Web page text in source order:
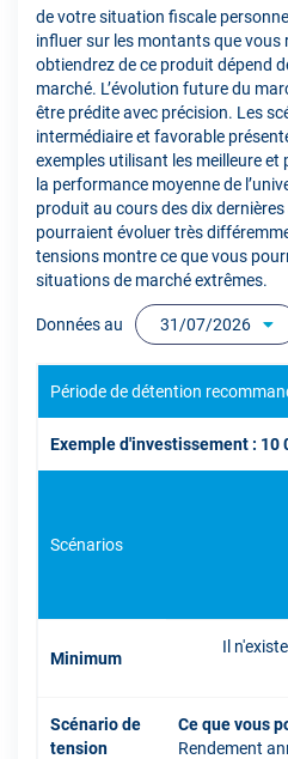
de votre situation fiscale
influer sur les montants que vous
obtiendrez de ce produit dépend
marché. L’évolution future du
être prédite avec précision. Les
intermédiaire et favorable
exemples utilisant les meilleure
la performance moyenne de
produit au cours des dix
pourraient évoluer très
tensions montre ce que vous
situations de marché extrêmes.
Données au 31/07/2026
Période de détention
Exemple d'investissement : 10
Scénarios
Minimum
Il
Scénario de
tension
Ce que vous
Rendement